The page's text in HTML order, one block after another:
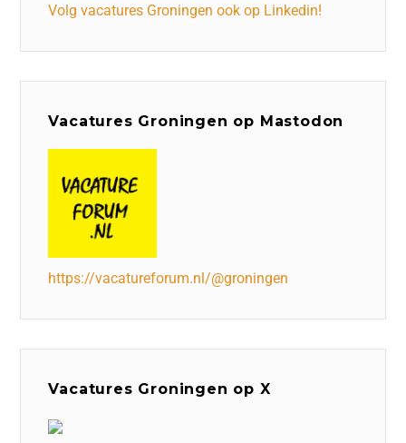
Volg vacatures Groningen ook op Linkedin!
Vacatures Groningen op Mastodon
https://vacatureforum.nl/@groningen
Vacatures Groningen op X